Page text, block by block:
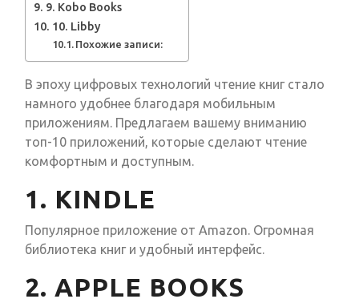
9. Kobo Books
10. Libby
Похожие записи:
В эпоху цифровых технологий чтение книг стало
намного удобнее благодаря мобильным
приложениям. Предлагаем вашему вниманию
топ-10 приложений, которые сделают чтение
комфортным и доступным.
1. KINDLE
Популярное приложение от Amazon. Огромная
библиотека книг и удобный интерфейс.
2. APPLE BOOKS